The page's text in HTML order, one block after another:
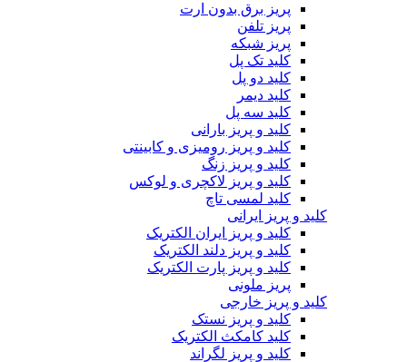
پریز برق بدون ارت
پریز تلفن
پریز شبکه
کلید تک پل
کلید دو پل
کلید دیمر
کلید سه پل
کلید و پریز بارانی
کلید و پریز رومیزی و کابینتی
کلید و پریز زنگ
کلید و پریز لاکچری و لوکس
کلید لمسی تاچ
کلید و پریز ایرانی
کلید و پریز ایران الکتریک
کلید و پریز دلند الکتریک
کلید و پریز پارت الکتریک
پریز ملونی
کلید و پریز خارجی
کلید و پریز نستک
کلید کامکث الکتریک
کلید و پریز لگراند